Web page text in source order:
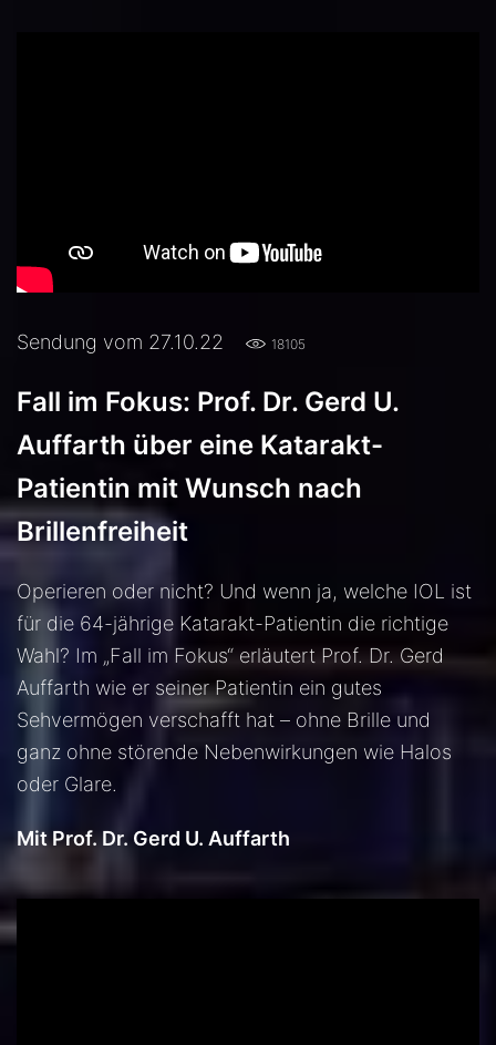
Sendung vom 27.10.22 18105
Fall im Fokus: Prof. Dr. Gerd U.
Auffarth über eine Katarakt-
Patientin mit Wunsch nach
Brillenfreiheit
Operieren oder nicht? Und wenn ja, welche IOL ist
für die 64-jährige Katarakt-Patientin die richtige
Wahl? Im „Fall im Fokus“ erläutert Prof. Dr. Gerd
Auffarth wie er seiner Patientin ein gutes
Sehvermögen verschafft hat – ohne Brille und
ganz ohne störende Nebenwirkungen wie Halos
oder Glare.
Mit Prof. Dr. Gerd U. Auffarth